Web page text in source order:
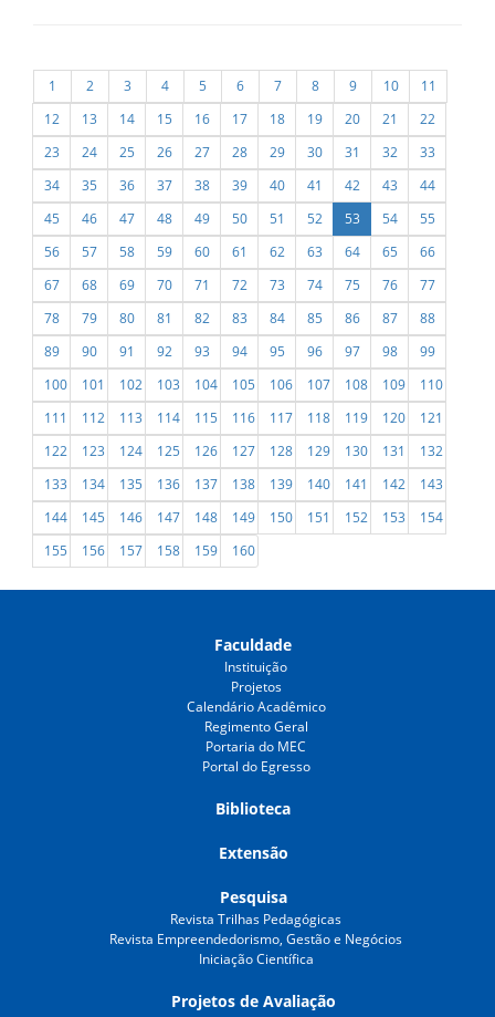
1 2 3 4 5 6 7 8 9 10
11
12
13 14 15 16 17 18 19 20 21
22
23
24 25 26 27 28 29 30 31 32
33
34
35 36 37 38 39 40 41 42 43
44
45
46 47 48 49 50 51 52 53 54
55
56
57 58 59 60 61 62 63 64 65
66
67
68 69 70 71 72 73 74 75 76
77
78
79 80 81 82 83 84 85 86 87
88
89
90 91 92 93 94 95 96 97 98
99
100
101 102 103 104 105 106 107 108 109
110
111
112 113 114 115 116 117 118 119 120
121
122
123 124 125 126 127 128 129 130 131
132
133
134 135 136 137 138 139 140 141 142
143
144
145 146 147 148 149 150 151 152 153
154
155
156 157 158 159 160
Faculdade
Instituição
Projetos
Calendário Acadêmico
Regimento Geral
Portaria do MEC
Portal do Egresso
Biblioteca
Extensão
Pesquisa
Revista Trilhas Pedagógicas
Revista Empreendedorismo, Gestão e Negócios
Iniciação Científica
Projetos de Avaliação